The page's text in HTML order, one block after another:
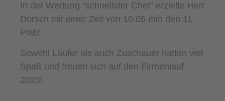
In der Wertung “schnellster Chef” erzielte Herr
Dorsch mit einer Zeit von 10:05 min den 11.
Platz.
Sowohl Läufer als auch Zuschauer hatten viel
Spaß und freuen sich auf den Firmenlauf
2023!